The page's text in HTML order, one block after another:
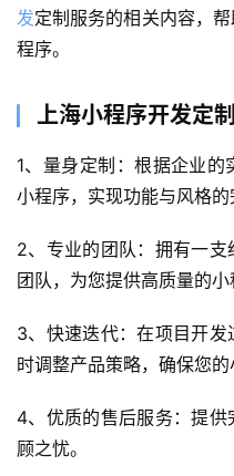
发定制服务的相关内容，
程序。
上海小程序开发定
1、量身定制：根据企业
小程序，实现功能与风格的
2、专业的团队：拥有一
团队，为您提供高质量的小
3、快速迭代：在项目开
时调整产品策略，确保您的
4、优质的售后服务：提
顾之忧。